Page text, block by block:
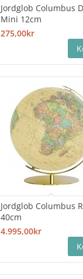
Jordglob Columbus
Mini 12cm
275,00kr
Jordglob Columbus
40cm
4.995,00kr